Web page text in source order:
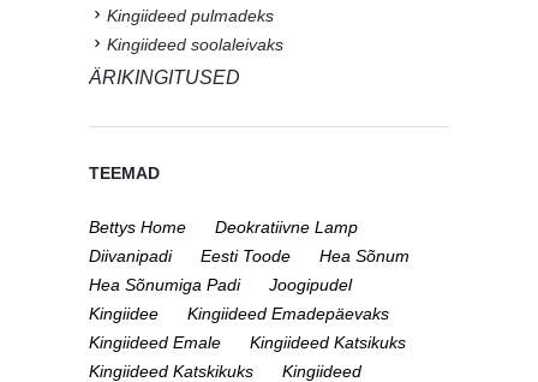
Kingiideed pulmadeks
Kingiideed soolaleivaks
ÄRIKINGITUSED
TEEMAD
Bettys Home
Deokratiivne Lamp
Diivanipadi
Eesti Toode
Hea Sõnum
Hea Sõnumiga Padi
Joogipudel
Kingiidee
Kingiideed Emadepäevaks
Kingiideed Emale
Kingiideed Katsikuks
Kingiideed Katskikuks
Kingiideed